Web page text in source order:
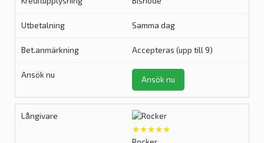
Samma dag
Accepteras (upp till 9)
Ansök nu
★★★★★